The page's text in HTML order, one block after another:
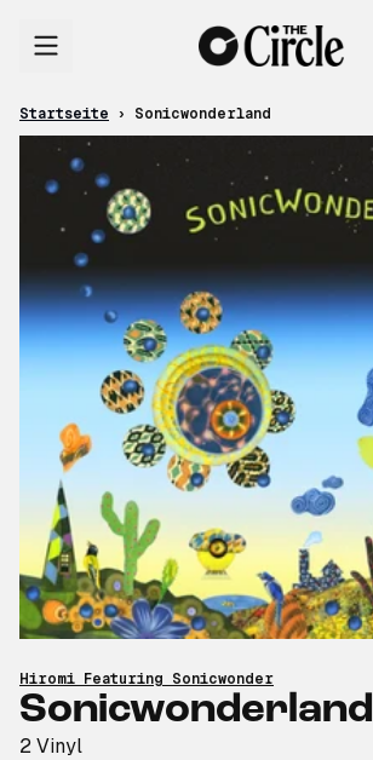
Startseite › Sonicwonderland
Hiromi Featuring Sonicwonder
Sonicwonderland
2 Vinyl